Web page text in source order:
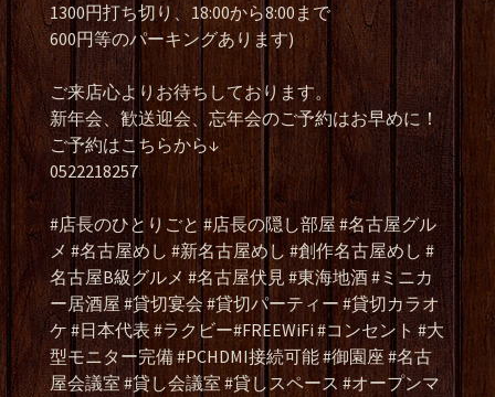
1300円打ち切り、18:00から8:00まで
600円等のパーキングあります)
ご来店心よりお待ちしております。
新年会、歓送迎会、忘年会のご予約はお早めに！
ご予約はこちらから↓
0522218257
#店長のひとりごと #店長の隠し部屋 #名古屋グル
メ #名古屋めし #新名古屋めし #創作名古屋めし #
名古屋B級グルメ #名古屋伏見 #東海地酒 #ミニカ
ー居酒屋 #貸切宴会 #貸切パーティー #貸切カラオ
ケ #日本代表 #ラクビー#FREEWiFi #コンセント #大
型モニター完備 #PCHDMI接続可能 #御園座 #名古
屋会議室 #貸し会議室 #貸しスペース #オープンマ